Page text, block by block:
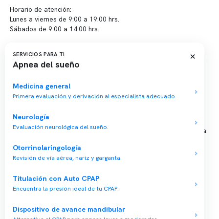
Horario de atención:
Lunes a viernes de 9:00 a 19:00 hrs.
Sábados de 9:00 a 14:00 hrs.
Sucursales
📍 Vitacura: Av. Kennedy 5488, Patio Inglés, piso -1, local 003
📍 Providencia: Av. Andrés Bello 2337, local 2
Reserva tu hora
Agenda tu consulta médica o examen del sueño de forma rápida
→ Reservar ahora
Presupuesto de exámenes
SERVICIOS PARA TI
Apnea del sueño
×
Medicina general
Primera evaluación y derivación al especialista adecuado.
Neurología
Evaluación neurológica del sueño.
Otorrinolaringología
Revisión de vía aérea, nariz y garganta.
Titulación con Auto CPAP
Encuentra la presión ideal de tu CPAP.
Dispositivo de avance mandibular